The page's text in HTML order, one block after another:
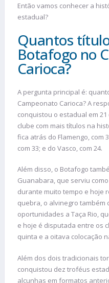
Então vamos conhecer a
estadual?
Quantos
Botafogo no
Carioca?
A pergunta principal é:
Campeonato Carioca? A
conquistou o estadual em
clube com mais títulos na
fica atrás do Flamengo, com
com 33; e do Vasco, com 24.
Além disso, o Botafogo
Guanabara, que serviu
durante muito tempo e hoje
quebra, o alvinegro também
oportunidades a Taça Rio,
e hoje é disputada entre os
quinta e a oitava colocação
Além dos dois tradicionais
conquistou dez troféus
alcunhas em formatos